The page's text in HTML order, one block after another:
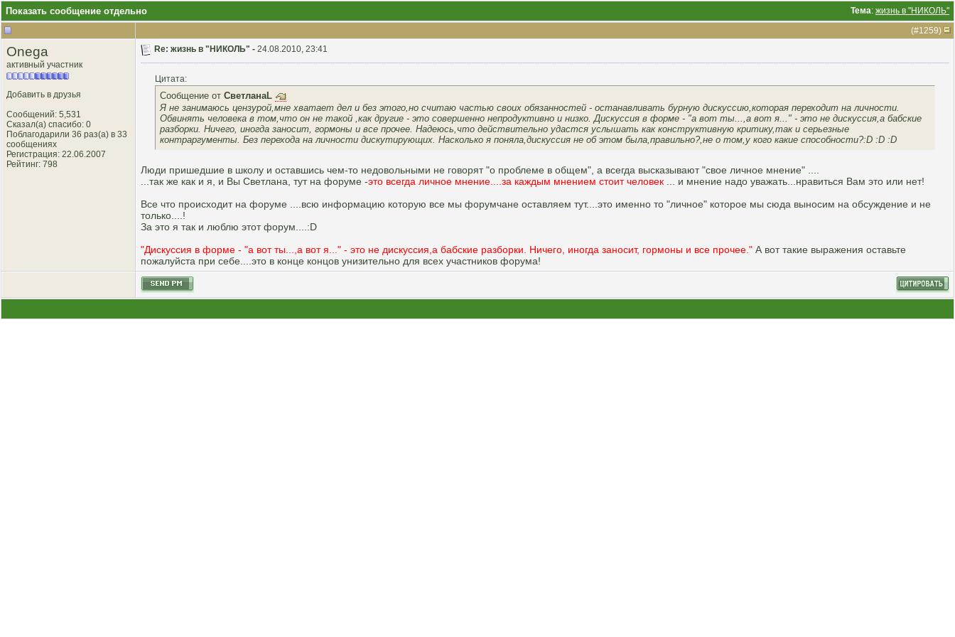
Тема: жизнь в "НИКОЛЬ"
Показать сообщение отдельно
(#1259)
Onega
активный участник
Добавить в друзья
Сообщений: 5,531
Сказал(а) спасибо: 0
Поблагодарили 36 раз(а) в 33
сообщениях
Регистрация: 22.06.2007
Рейтинг: 798
Re: жизнь в "НИКОЛЬ" - 24.08.2010, 23:41
Цитата:
Сообщение от СветланаL
Я не занимаюсь цензурой,мне хватает дел и без этого,но считаю частью своих обязанностей - останавливать бурную дискуссию,которая переходит на личности.
Обвинять человека в том,что он не такой ,как другие - это совершенно непродуктивно и низко. Дискуссия в форме - "а вот ты...,а вот я..." - это не дискуссия,а бабские
разборки. Ничего, иногда заносит, гормоны и все прочее. Надеюсь,что действительно удастся услышать как конструктивную критику,так и серьезные
контраргументы. Без перехода на личности дискутирующих. Насколько я поняла,дискуссия не об этом была,правильно?,не о том,у кого какие способности?:D :D :D
Люди пришедшие в школу и оставшись чем-то недовольными не говорят "о проблеме в общем", а всегда высказывают "свое личное мнение" ....
...так же как и я, и Вы Светлана, тут на форуме -это всегда личное мнение....за каждым мнением стоит человек
... и мнение надо уважать...нравиться Вам это или нет!
Все что происходит на форуме ....всю информацию которую все мы форумчане оставляем тут....это именно то "личное" которое мы сюда выносим на обсуждение и не
только....!
За это я так и люблю этот форум....:D
"Дискуссия в форме - "а вот ты...,а вот я..." - это не дискуссия,а бабские разборки. Ничего, иногда заносит, гормоны и все прочее." А вот такие выражения оставьте
пожалуйста при себе....это в конце концов унизительно для всех участников форума!